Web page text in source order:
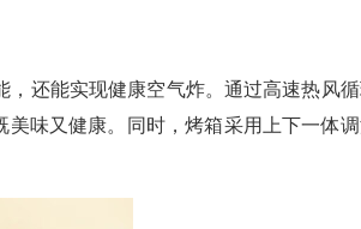
还能实现健康空气炸。通过高速热风
味又健康。同时，烤箱采用上下一体